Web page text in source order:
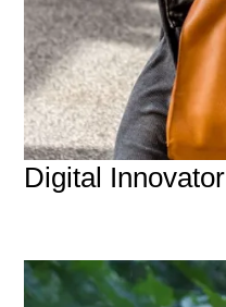
Digital Innovator